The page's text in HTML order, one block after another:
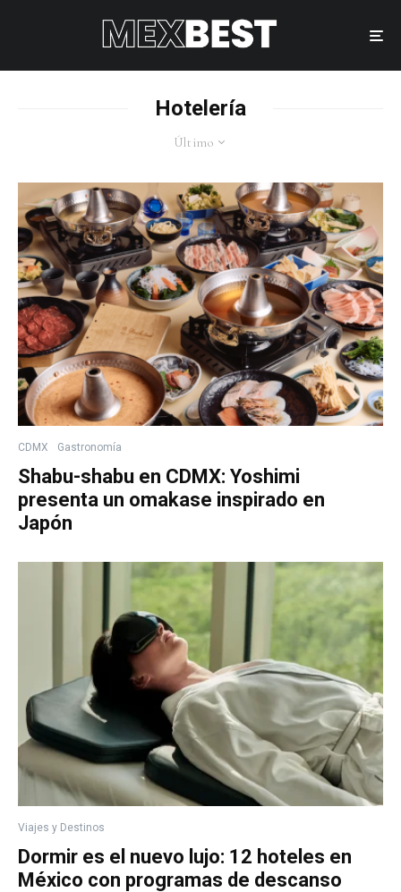
Hotelería
Último
CDMX Gastronomía
Shabu-shabu en CDMX: Yoshimi
presenta un omakase inspirado en
Japón
Viajes y Destinos
Dormir es el nuevo lujo: 12 hoteles en
México con programas de descanso